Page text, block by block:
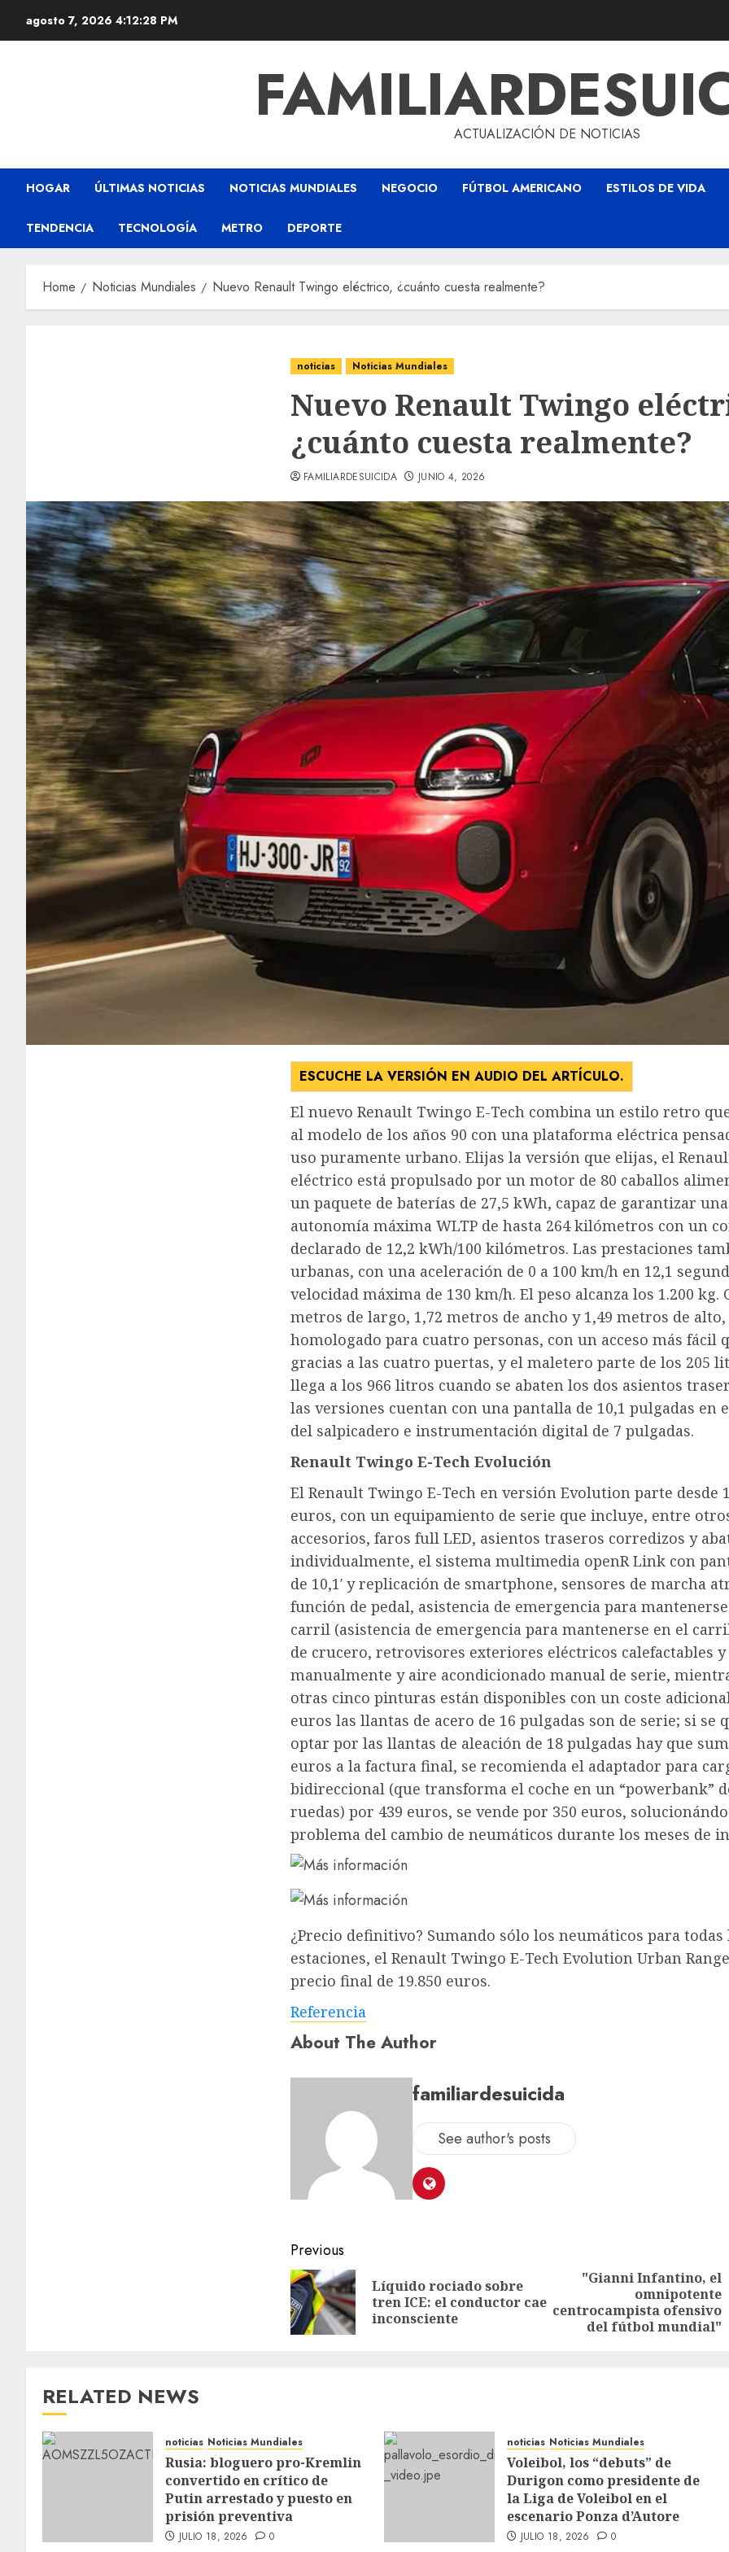
agosto 7, 2026 4:12:29 PM
ACTUALIZACIÓN DE NOTICIAS
HOGAR ÚLTIMAS NOTICIAS NOTICIAS MUNDIALES NEGOCIO FÚTBOL AMERICANO ESTILOS DE VIDA
TENDENCIA TECNOLOGÍA METRO DEPORTE
Home Noticias Mundiales Nuevo Renault Twingo eléctrico, ¿cuánto cuesta realmente?
noticias Noticias Mundiales
Nuevo Renault Twingo
¿cuánto cuesta realmente?
FAMILIARDESUICIDA JUNIO 4, 2026
ESCUCHE LA VERSIÓN EN AUDIO DEL ARTÍCULO.
El nuevo Renault Twingo E-Tech combina un estilo retro
al modelo de los años 90 con una plataforma eléctrica
uso puramente urbano. Elijas la versión que elijas, el
eléctrico está propulsado por un motor de 80 caballos
un paquete de baterías de 27,5 kWh, capaz de garantizar una
autonomía máxima WLTP de hasta 264 kilómetros con un
declarado de 12,2 kWh/100 kilómetros. Las prestaciones
urbanas, con una aceleración de 0 a 100 km/h en 12,1
velocidad máxima de 130 km/h. El peso alcanza los 1.200 kg.
metros de largo, 1,72 metros de ancho y 1,49 metros de alto,
homologado para cuatro personas, con un acceso más fácil
gracias a las cuatro puertas, y el maletero parte de los 205
llega a los 966 litros cuando se abaten los dos asientos
las versiones cuentan con una pantalla de 10,1 pulgadas en
del salpicadero e instrumentación digital de 7 pulgadas.
Renault Twingo E-Tech Evolución
El Renault Twingo E-Tech en versión Evolution parte desde
euros, con un equipamiento de serie que incluye, entre
accesorios, faros full LED, asientos traseros corredizos y
individualmente, el sistema multimedia openR Link con
de 10,1′ y replicación de smartphone, sensores de marcha
función de pedal, asistencia de emergencia para
carril (asistencia de emergencia para mantenerse en el
de crucero, retrovisores exteriores eléctricos calefactables
manualmente y aire acondicionado manual de serie,
otras cinco pinturas están disponibles con un coste
euros las llantas de acero de 16 pulgadas son de serie; si se
optar por las llantas de aleación de 18 pulgadas hay que
euros a la factura final, se recomienda el adaptador para
bidireccional (que transforma el coche en un “powerbank”
ruedas) por 439 euros, se vende por 350 euros,
problema del cambio de neumáticos durante los meses de
¿Precio definitivo? Sumando sólo los neumáticos para todas
estaciones, el Renault Twingo E-Tech Evolution Urban
precio final de 19.850 euros.
Referencia
About The Author
familiardesuicida
See author's posts
Previous
Líquido rociado sobre
tren ICE: el conductor cae
inconsciente
"Gianni Infantino, el
omnipotente
centrocampista ofensivo
del fútbol mundial"
RELATED NEWS
noticias Noticias Mundiales
Rusia: bloguero pro-Kremlin
convertido en crítico de
Putin arrestado y puesto en
prisión preventiva
JULIO 18, 2026 0
noticias Noticias Mundiales
Voleibol, los “debuts” de
Durigon como presidente de
la Liga de Voleibol en el
escenario Ponza d’Autore
JULIO 18, 2026 0